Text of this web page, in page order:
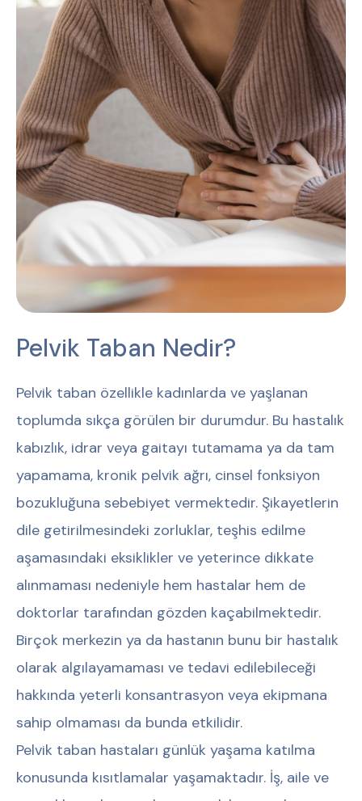
Pelvik Taban Nedir?
Pelvik taban özellikle kadınlarda ve yaşlanan
toplumda sıkça görülen bir durumdur. Bu hastalık
kabızlık, idrar veya gaitayı tutamama ya da tam
yapamama, kronik pelvik ağrı, cinsel fonksiyon
bozukluğuna sebebiyet vermektedir. Şikayetlerin
dile getirilmesindeki zorluklar, teşhis edilme
aşamasındaki eksiklikler ve yeterince dikkate
alınmaması nedeniyle hem hastalar hem de
doktorlar tarafından gözden kaçabilmektedir.
Birçok merkezin ya da hastanın bunu bir hastalık
olarak algılayamaması ve tedavi edilebileceği
hakkında yeterli konsantrasyon veya ekipmana
sahip olmaması da bunda etkilidir.
Pelvik taban hastaları günlük yaşama katılma
konusunda kısıtlamalar yaşamaktadır. İş, aile ve